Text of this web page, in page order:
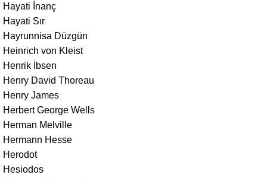
Hayati İnanç
Hayati Sır
Hayrunnisa Düzgün
Heinrich von Kleist
Henrik İbsen
Henry David Thoreau
Henry James
Herbert George Wells
Herman Melville
Hermann Hesse
Herodot
Hesiodos